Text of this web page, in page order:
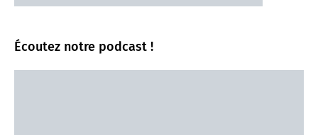
Écoutez notre podcast !